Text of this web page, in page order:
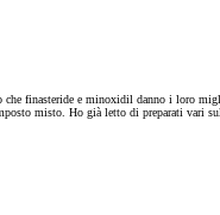
finasteride e minoxidil danno i loro
misto. Ho già letto di preparati vari